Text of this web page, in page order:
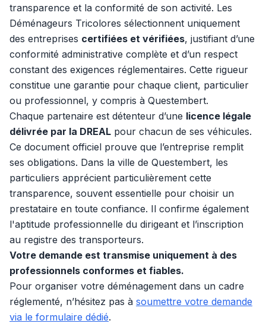
transparence et la conformité de son activité. Les
Déménageurs Tricolores sélectionnent uniquement
des entreprises certifiées et vérifiées, justifiant d’une
conformité administrative complète et d’un respect
constant des exigences réglementaires. Cette rigueur
constitue une garantie pour chaque client, particulier
ou professionnel, y compris à Questembert.
Chaque partenaire est détenteur d’une licence légale
délivrée par la DREAL pour chacun de ses véhicules.
Ce document officiel prouve que l’entreprise remplit
ses obligations. Dans la ville de Questembert, les
particuliers apprécient particulièrement cette
transparence, souvent essentielle pour choisir un
prestataire en toute confiance. Il confirme également
l'aptitude professionnelle du dirigeant et l’inscription
au registre des transporteurs.
Votre demande est transmise uniquement à des
professionnels conformes et fiables.
Pour organiser votre déménagement dans un cadre
réglementé, n’hésitez pas à soumettre votre demande
via le formulaire dédié.